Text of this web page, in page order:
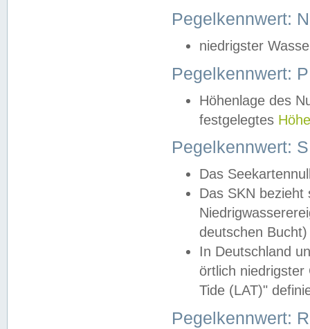
Pegelkennwert:
niedrigster
Pegelkennwert:
Höhenlage des
festgelegtes
Pegelkennwert:
Das
Das SKN
deutschen
In Deutschland
örtlich
Tide (LAT)"
Pegelkennwert: